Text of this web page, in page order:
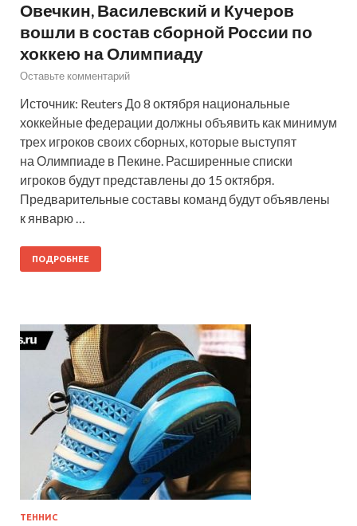
Овечкин, Василевский и Кучеров
вошли в состав сборной России по
хоккею на Олимпиаду
Оставьте комментарий
Источник: Reuters До 8 октября национальные
хоккейные федерации должны объявить как минимум
трех игроков своих сборных, которые выступят
на Олимпиаде в Пекине. Расширенные списки
игроков будут представлены до 15 октября.
Предварительные составы команд будут объявлены
к январю …
ПОДРОБНЕЕ
ТЕННИС